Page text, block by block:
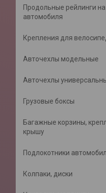
Продольные рейлинги
автомобиля
Крепления для
Авточехлы модельные
Авточехлы
Грузовые боксы
Багажные корзины,
крышу
Подлокотники
Колпаки, диски